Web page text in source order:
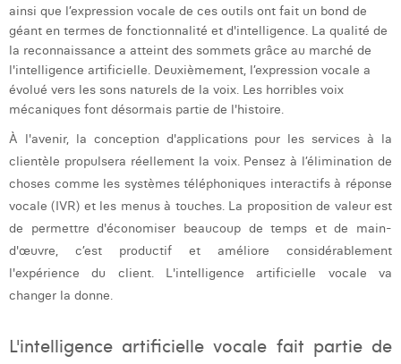
ainsi que l’expression vocale de ces outils ont fait un bond de
géant en termes de fonctionnalité et d'intelligence. La qualité de
la reconnaissance a atteint des sommets grâce au marché de
l'intelligence artificielle. Deuxièmement, l’expression vocale a
évolué vers les sons naturels de la voix. Les horribles voix
mécaniques font désormais partie de l'histoire.
À l'avenir, la conception d'applications pour les services à la
clientèle propulsera réellement la voix. Pensez à l’élimination de
choses comme les systèmes téléphoniques interactifs à réponse
vocale (IVR) et les menus à touches. La proposition de valeur est
de permettre d'économiser beaucoup de temps et de main-
d'œuvre, c’est productif et améliore considérablement
l'expérience du client. L'intelligence artificielle vocale va
changer la donne.
L'intelligence artificielle vocale fait partie de